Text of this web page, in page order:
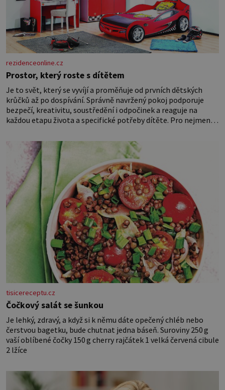
rezidenceonline.cz
Prostor, který roste s dítětem
Je to svět, který se vyvíjí a proměňuje od prvních dětských
krůčků až po dospívání. Správně navržený pokoj podporuje
bezpečí, kreativitu, soustředění i odpočinek a reaguje na
každou etapu života a specifické potřeby dítěte. Pro nejmenší
miminka měl působit především klidně a útulně. Předškolní
věk je
tisicereceptu.cz
Čočkový salát se šunkou
Je lehký, zdravý, a když si k němu dáte opečený chléb nebo
čerstvou bagetku, bude chutnat jedna báseň. Suroviny 250 g
vaší oblíbené čočky 150 g cherry rajčátek 1 velká červená cibule
2 lžíce